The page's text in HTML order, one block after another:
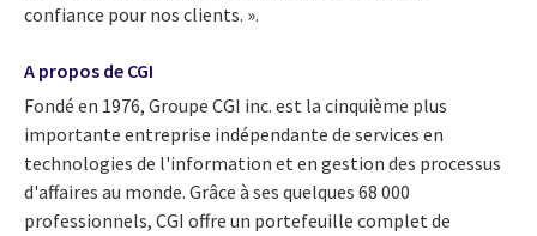
confiance pour nos clients. ».
A propos de CGI
Fondé en 1976, Groupe CGI inc. est la cinquième plus
importante entreprise indépendante de services en
technologies de l'information et en gestion des processus
d'affaires au monde. Grâce à ses quelques 68 000
professionnels, CGI offre un portefeuille complet de